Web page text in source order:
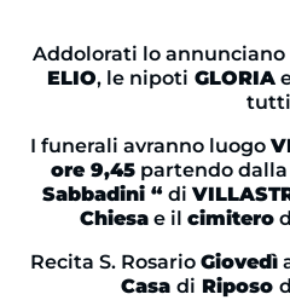
Addolorati lo
ELIO, le nipoti GLORIA
I funerali avranno luogo
ore 9,45 partendo dalla
Sabbadini “di
Chiesae il cimitero
Recita S. Rosario Giovedì
Casa di Riposo